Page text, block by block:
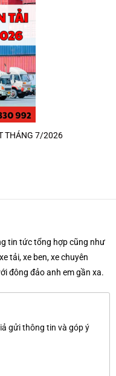
THÁNG 7/2026
tin tức tổng hợp cũng như
tải, xe ben, xe chuyên
đông đảo anh em gần xa.
gửi thông tin và góp ý